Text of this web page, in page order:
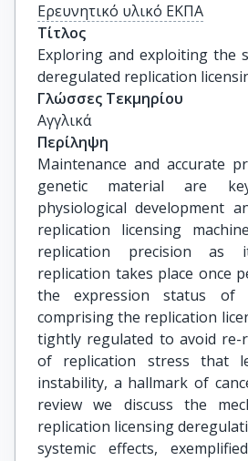
Ερευνητικό υλικό ΕΚΠΑ
Τίτλος
Exploring and exploiting the
deregulated replication
Γλώσσες Τεκμηρίου
Αγγλικά
Περίληψη
Maintenance and accurate
genetic material are
physiological development
replication licensing
replication precision as
replication takes place once
the expression status of
comprising the replication
tightly regulated to avoid re-
of replication stress that
instability, a hallmark of
review we discuss the
replication licensing
systemic effects,